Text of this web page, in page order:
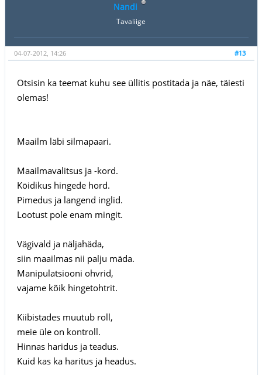
Nandi
Tavaliige
#13
04-07-2012, 14:26
Otsisin ka teemat kuhu see üllitis postitada ja näe, täiesti
olemas!
Maailm läbi silmapaari.
Maailmavalitsus ja -kord.
Köidikus hingede hord.
Pimedus ja langend inglid.
Lootust pole enam mingit.
Vägivald ja näljahäda,
siin maailmas nii palju mäda.
Manipulatsiooni ohvrid,
vajame kõik hingetohtrit.
Kiibistades muutub roll,
meie üle on kontroll.
Hinnas haridus ja teadus.
Kuid kas ka haritus ja headus.